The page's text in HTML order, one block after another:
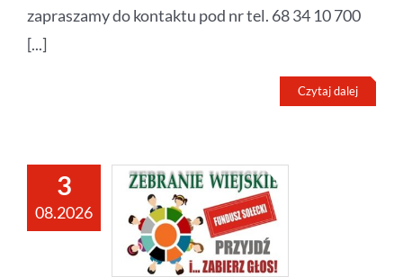
zapraszamy do kontaktu pod nr tel. 68 34 10 700
[...]
Czytaj dalej
3
08.2026